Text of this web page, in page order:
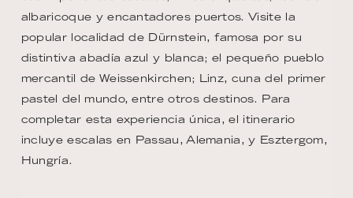
albaricoque y encantadores puertos. Visite la
popular localidad de Dürnstein, famosa por su
distintiva abadía azul y blanca; el pequeño pueblo
mercantil de Weissenkirchen; Linz, cuna del primer
pastel del mundo, entre otros destinos. Para
completar esta experiencia única, el itinerario
incluye escalas en Passau, Alemania, y Esztergom,
Hungría.